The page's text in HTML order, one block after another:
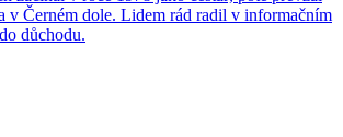
v Černém dole. Lidem rád radil v informačním
důchodu.